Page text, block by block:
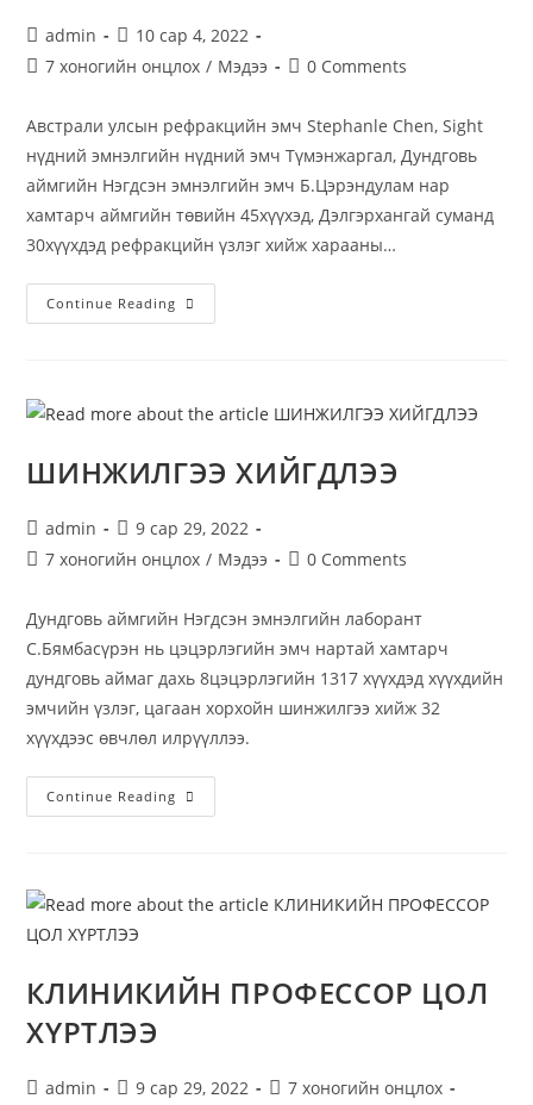
admin
10 сар 4, 2022
7 хоногийн онцлох / Мэдээ 0 Comments
Австрали улсын рефракцийн эмч Stephanle Chen, Sight
нүдний эмнэлгийн нүдний эмч Түмэнжаргал, Дундговь
аймгийн Нэгдсэн эмнэлгийн эмч Б.Цэрэндулам нар
хамтарч аймгийн төвийн 45хүүхэд, Дэлгэрхангай суманд
30хүүхдэд рефракцийн үзлэг хийж харааны…
Continue Reading
ШИНЖИЛГЭЭ ХИЙГДЛЭЭ
admin
9 сар 29, 2022
7 хоногийн онцлох / Мэдээ 0 Comments
Дундговь аймгийн Нэгдсэн эмнэлгийн лаборант
С.Бямбасүрэн нь цэцэрлэгийн эмч нартай хамтарч
дундговь аймаг дахь 8цэцэрлэгийн 1317 хүүхдэд хүүхдийн
эмчийн үзлэг, цагаан хорхойн шинжилгээ хийж 32
хүүхдээс өвчлөл илрүүллээ.
Continue Reading
КЛИНИКИЙН ПРОФЕССОР ЦОЛ
ХҮРТЛЭЭ
admin 9 сар 29, 2022
7 хоногийн онцлох